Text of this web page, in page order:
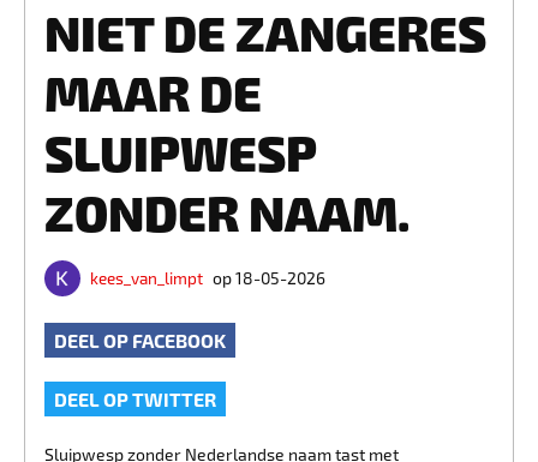
NIET DE ZANGERES
MAAR DE
SLUIPWESP
ZONDER NAAM.
kees_van_limpt op 18-05-2026
DEEL OP FACEBOOK
DEEL OP TWITTER
Sluipwesp zonder Nederlandse naam tast met